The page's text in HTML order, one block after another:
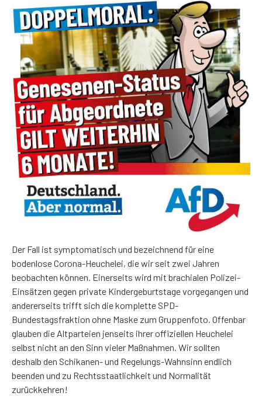
Der Fall ist symptomatisch und bezeichnend für eine
bodenlose Corona-Heuchelei, die wir seit zwei Jahren
beobachten können. Einerseits wird mit brachialen Polizei-
Einsätzen gegen private Kindergeburtstage vorgegangen und
andererseits trifft sich die komplette SPD-
Bundestagsfraktion ohne Maske zum Gruppenfoto. Offenbar
glauben die Altparteien jenseits ihrer offiziellen Heuchelei
selbst nicht an den Sinn vieler Maßnahmen. Wir sollten
deshalb den Schikanen- und Regelungs-Wahnsinn endlich
beenden und zu Rechtsstaatlichkeit und Normalität
zurückkehren!